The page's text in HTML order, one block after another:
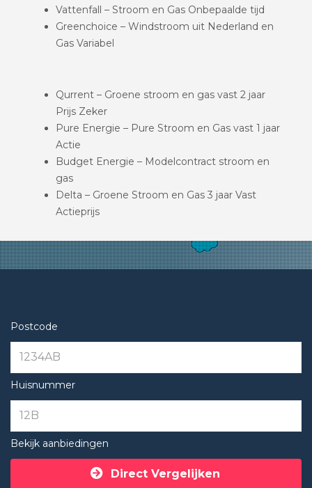
Vattenfall – Stroom en Gas Onbepaalde tijd
Greenchoice – Windstroom uit Nederland en
Gas Variabel
Qurrent – Groene stroom en gas vast 2 jaar
Prijs Zeker
Pure Energie – Pure Stroom en Gas vast 1 jaar
Actie
Budget Energie – Modelcontract stroom en
gas
Delta – Groene Stroom en Gas 3 jaar Vast
Actieprijs
Postcode
Huisnummer
Bekijk aanbiedingen
Direct Vergelijken